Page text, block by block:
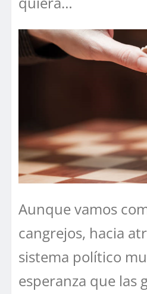
Aunque vamos
cangrejos, hacia
sistema político
esperanza que las